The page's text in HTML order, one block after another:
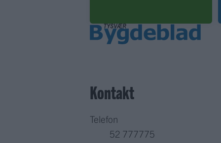
Kontakt
Telefon
52 777775